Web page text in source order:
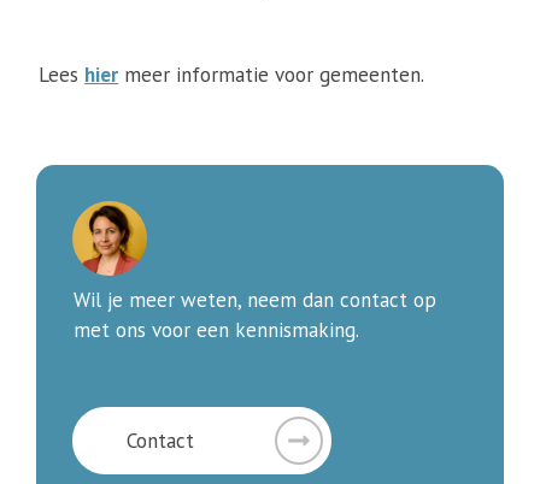
Lees hier meer informatie voor gemeenten.
Wil je meer weten, neem dan contact op
met ons voor een kennismaking.
Contact